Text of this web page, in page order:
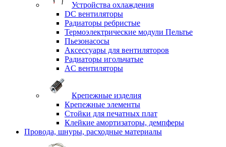
Устройства охлаждения
DC вентиляторы
Радиаторы ребристые
Термоэлектрические модули Пельтье
Пьезонасосы
Аксессуары для вентиляторов
Радиаторы игольчатые
AC вентиляторы
Крепежные изделия
Крепежные элементы
Стойки для печатных плат
Клейкие амортизаторы, демпферы
Провода, шнуры, расходные материалы